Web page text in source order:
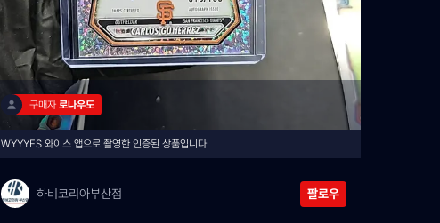
구매자 로나우도
WYYYES 와이스 앱으로 촬영한 인증된 상품입니다
하비코리아부산점 팔로우